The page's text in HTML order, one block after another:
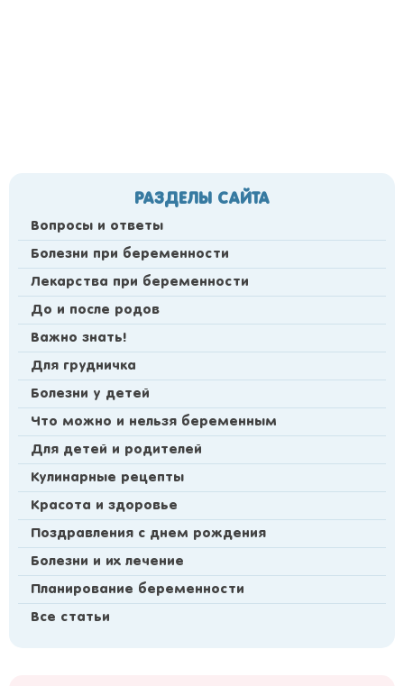
РАЗДЕЛЫ САЙТА
Вопросы и ответы
Болезни при беременности
Лекарства при беременности
До и после родов
Важно знать!
Для грудничка
Болезни у детей
Что можно и нельзя беременным
Для детей и родителей
Кулинарные рецепты
Красота и здоровье
Поздравления с днем рождения
Болезни и их лечение
Планирование беременности
Все статьи